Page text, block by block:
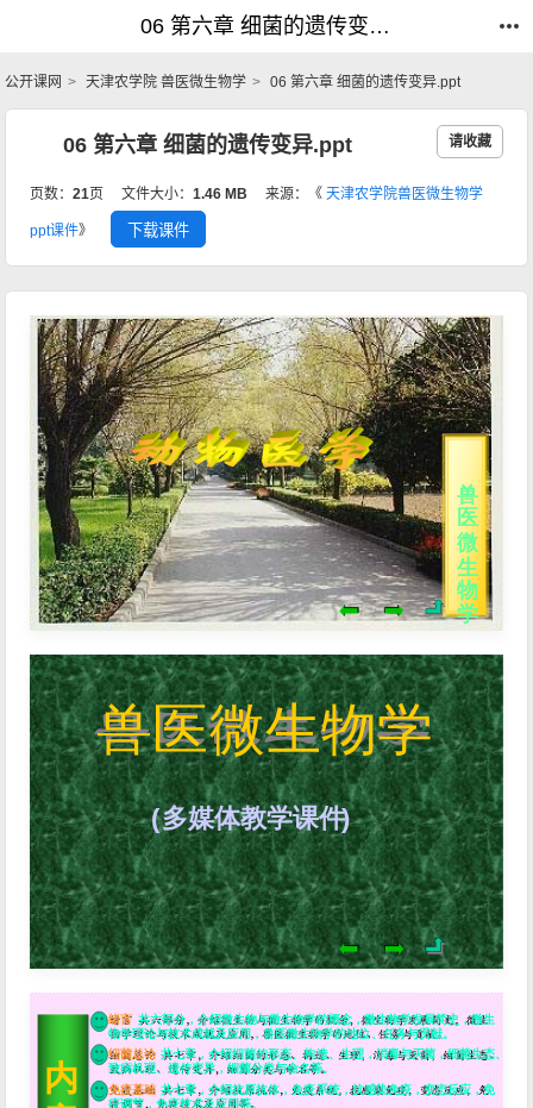
06 第六章 细菌的遗传变异.ppt_兽医微生物学_公开课网
06 第六章 细菌的遗传变异.ppt_兽医微生物学_公开课网
公开课网 天津农学院 兽医微生物学 06 第六章 细菌的遗传变异.ppt
06 第六章 细菌的遗传变异.ppt 请收藏
页数：21页 文件大小：1.46 MB 来源：《天津农学院兽医微生物学
ppt课件》 下载课件